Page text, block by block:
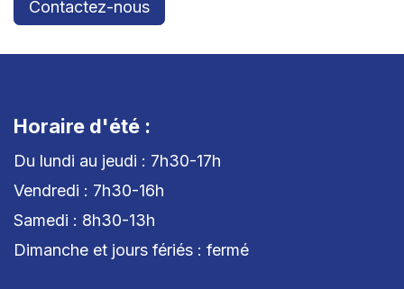
Contactez-nous
Horaire d'été :
Du lundi au jeudi : 7h30-17h
Vendredi : 7h30-16h
Samedi : 8h30-13h
Dimanche et jours fériés : fermé